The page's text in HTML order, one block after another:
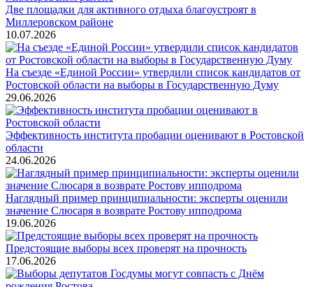
Две площадки для активного отдыха благоустроят в
Миллеровском районе
10.07.2026
На съезде «Единой России» утвердили список кандидатов от
Ростовской области на выборы в Государственную Думу
29.06.2026
Эффективность института пробации оценивают в Ростовской
области
24.06.2026
Наглядный пример принципиальности: эксперты оценили
значение Слюсаря в возврате Ростову ипподрома
19.06.2026
Предстоящие выборы всех проверят на прочность
17.06.2026